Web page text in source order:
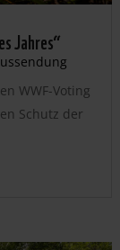
Jahres“
WWF-Voting
Schutz der